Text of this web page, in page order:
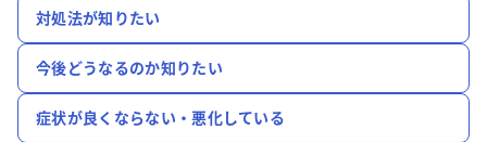
対処法が知りたい
今後どうなるのか知りたい
症状が良くならない・悪化している